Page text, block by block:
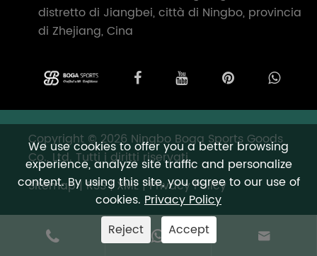
distretto di Jiangbei, città di Ningbo, provincia
di Zhejiang, Cina
Copyright © 2026 Ningbo Boga Sports Goods
Co., Ltd. Tutti i diritti riservati.
Sitemap|RSS|XML |Privacy Policy
  
We use cookies to offer you a better browsing
experience, analyze site traffic and personalize
content. By using this site, you agree to our use of
cookies. Privacy Policy
Reject
Accept